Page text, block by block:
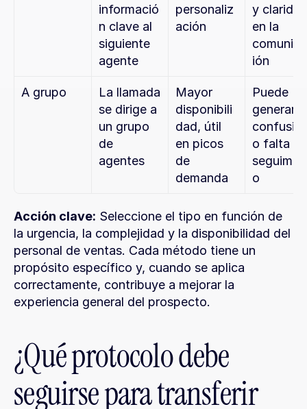
informació
n clave al
siguiente
agente
personaliz
ación
y claridad
en la
ión
A grupo
La llamada
se dirige a
un grupo
de
agentes
Mayor
disponibili
dad, útil
en picos
de
demanda
Puede
generar
o falta de
o
Acción clave: Seleccione el tipo en función de
la urgencia, la complejidad y la disponibilidad del
personal de ventas. Cada método tiene un
propósito específico y, cuando se aplica
correctamente, contribuye a mejorar la
experiencia general del prospecto.
¿Qué protocolo debe
seguirse para transferir